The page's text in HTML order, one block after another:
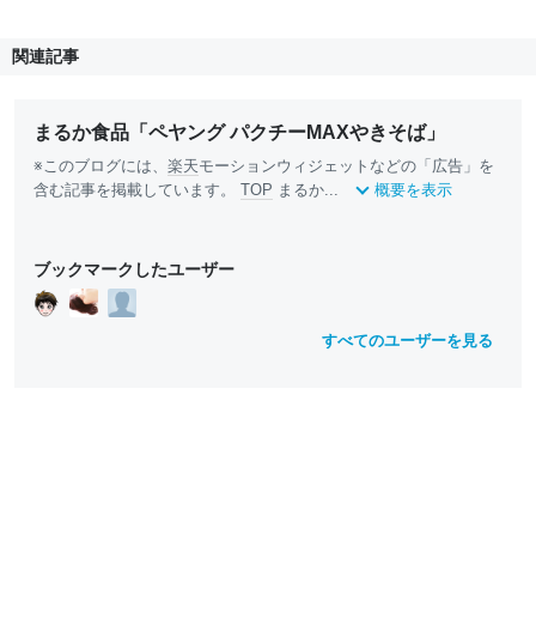
関連記事
まるか食品「ペヤング パクチーMAXやきそば」
※このブログには、 楽天モーションウィジェットなどの「広告」を
含む記事を掲載しています。 TOP まるか... 概要を表示
ブックマークしたユーザー
すべてのユーザーを見る